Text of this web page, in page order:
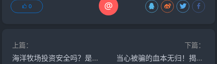
@
0
上篇：
海洋牧场投资安全吗？是正规平台吗？揭秘：海洋牧场资金盘骗局!
下篇：
当心被骗的血本无归！揭秘“云上城tiktok跨境电商”骗局，崩盘倒计时！